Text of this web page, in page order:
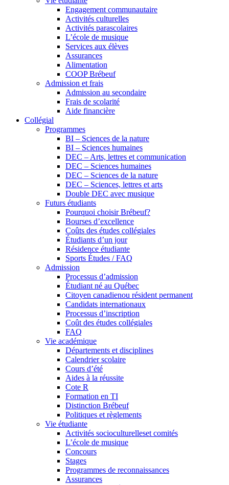
Engagement communautaire
Activités culturelles
Activités parascolaires
L’école de musique
Services aux élèves
Assurances
Alimentation
COOP Brébeuf
Admission et frais
Admission au secondaire
Frais de scolarité
Aide financière
Collégial
Programmes
BI – Sciences de la nature
BI – Sciences humaines
DEC – Arts, lettres et communication
DEC – Sciences humaines
DEC – Sciences de la nature
DEC – Sciences, lettres et arts
Double DEC avec musique
Futurs étudiants
Pourquoi choisir Brébeuf?
Bourses d’excellence
Coûts des études collégiales
Étudiants d’un jour
Résidence étudiante
Sports Études / FAQ
Admission
Processus d’admission
Étudiant né au Québec
Citoyen canadienou résident permanent
Candidats internationaux
Processus d’inscription
Coût des études collégiales
FAQ
Vie académique
Départements et disciplines
Calendrier scolaire
Cours d’été
Aides à la réussite
Cote R
Formation en TI
Distinction Brébeuf
Politiques et règlements
Vie étudiante
Activités socioculturelleset comités
L’école de musique
Concours
Stages
Programmes de reconnaissances
Assurances